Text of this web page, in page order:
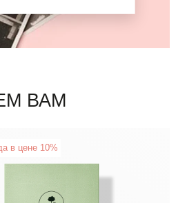
ВАМ
в цене 10%